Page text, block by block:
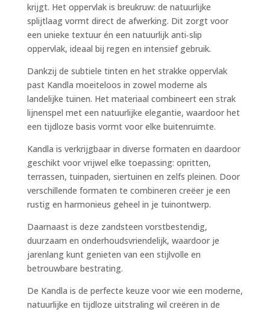
krijgt. Het oppervlak is breukruw: de natuurlijke
splijtlaag vormt direct de afwerking. Dit zorgt voor
een unieke textuur én een natuurlijk anti‑slip
oppervlak, ideaal bij regen en intensief gebruik.
Dankzij de subtiele tinten en het strakke oppervlak
past Kandla moeiteloos in zowel moderne als
landelijke tuinen. Het materiaal combineert een strak
lijnenspel met een natuurlijke elegantie, waardoor het
een tijdloze basis vormt voor elke buitenruimte.
Kandla is verkrijgbaar in diverse formaten en daardoor
geschikt voor vrijwel elke toepassing: opritten,
terrassen, tuinpaden, siertuinen en zelfs pleinen. Door
verschillende formaten te combineren creëer je een
rustig en harmonieus geheel in je tuinontwerp.
Daarnaast is deze zandsteen vorstbestendig,
duurzaam en onderhoudsvriendelijk, waardoor je
jarenlang kunt genieten van een stijlvolle en
betrouwbare bestrating.
De Kandla is de perfecte keuze voor wie een moderne,
natuurlijke en tijdloze uitstraling wil creëren in de